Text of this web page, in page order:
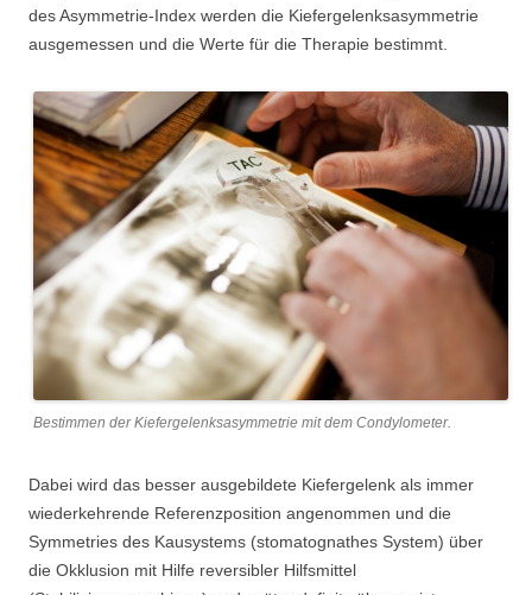
des Asymmetrie-Index werden die Kiefergelenksasymmetrie
ausgemessen und die Werte für die Therapie bestimmt.
Bestimmen der Kiefergelenksasymmetrie mit dem Condylometer.
Dabei wird das besser ausgebildete Kiefergelenk als immer
wiederkehrende Referenzposition angenommen und die
Symmetries des Kausystems (stomatognathes System) über
die Okklusion mit Hilfe reversibler Hilfsmittel